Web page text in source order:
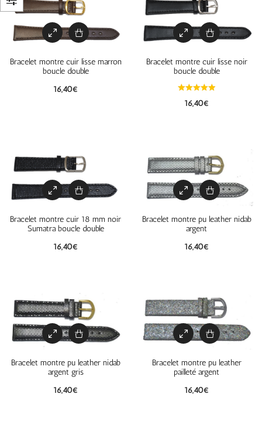
Bracelet montre cuir lisse marron
boucle double
16,40€
Bracelet montre cuir lisse noir
boucle double
16,40€
Bracelet montre cuir 18 mm noir
Sumatra boucle double
16,40€
Bracelet montre pu leather nidab
argent
16,40€
Bracelet montre pu leather nidab
argent gris
16,40€
Bracelet montre pu leather
pailleté argent
16,40€